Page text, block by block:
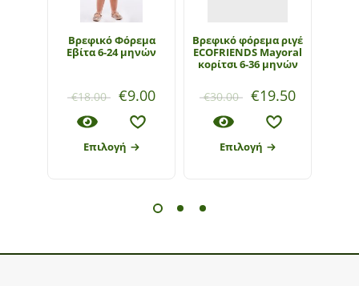
Bρεφικό Φόρεμα
Εβίτα 6-24 μηνών
€18.00 €9.00
Επιλογή
Βρεφικό φόρεμα ριγέ
ECOFRIENDS Mayoral
κορίτσι 6-36 μηνών
€30.00 €19.50
Επιλογή